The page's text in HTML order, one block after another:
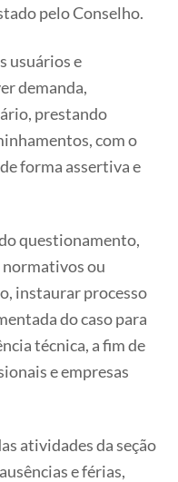
pelo Conselho.
usuários e
demanda,
prestando
com o
forma assertiva e
questionamento,
normativos ou
instaurar processo
do caso para
técnica, a fim de
e empresas
atividades da seção
e férias,